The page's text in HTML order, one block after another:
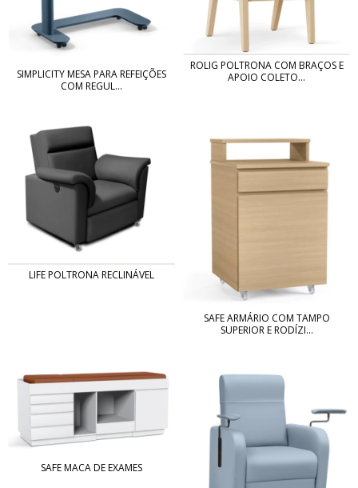
SIMPLICITY MESA PARA REFEIÇÕES
COM REGUL...
ROLIG POLTRONA COM BRAÇOS E
APOIO COLETO...
LIFE POLTRONA RECLINÁVEL
SAFE ARMÁRIO COM TAMPO
SUPERIOR E RODÍZI...
SAFE MACA DE EXAMES